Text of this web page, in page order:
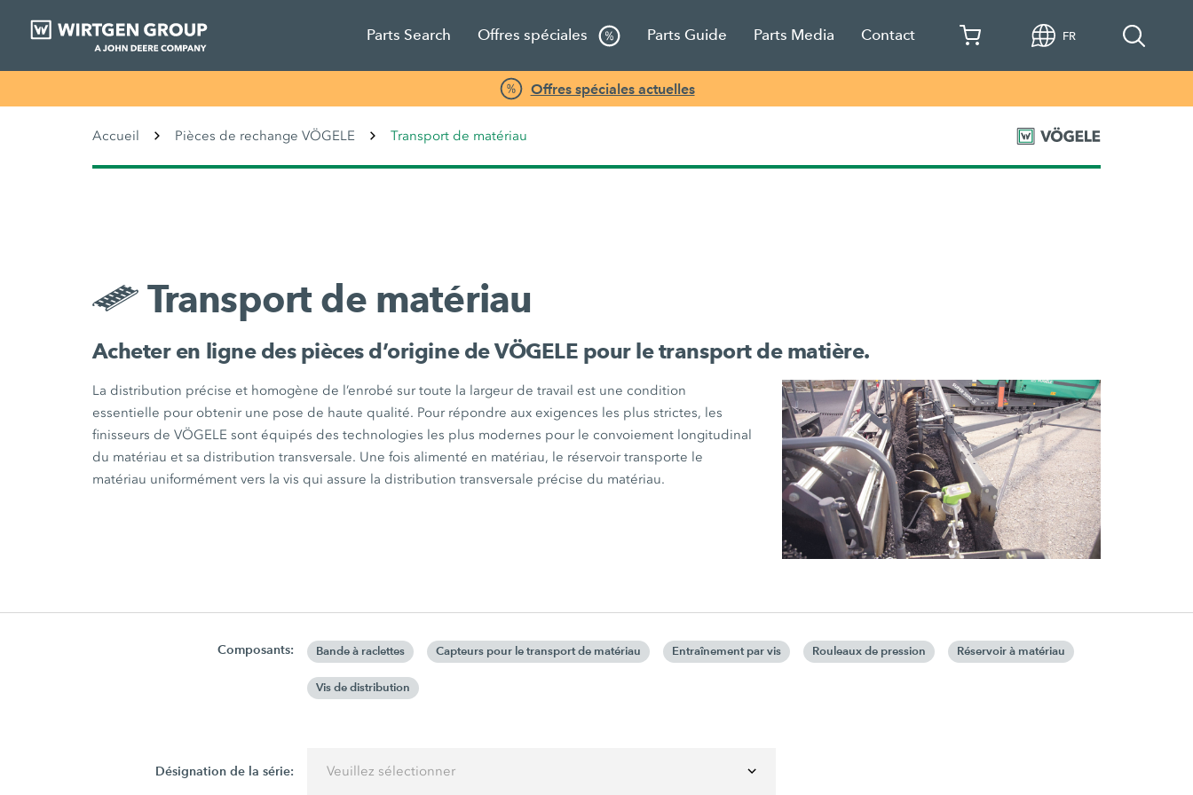
Parts Search Offres spéciales Parts Guide Parts Media Contact FR
Offres spéciales actuelles
Accueil Pièces de rechange VÖGELE Transport de matériau
Transport de matériau
Acheter en ligne des pièces d’origine de VÖGELE pour le transport de matière.
La distribution précise et homogène de l’enrobé sur toute la largeur de travail est une condition
essentielle pour obtenir une pose de haute qualité. Pour répondre aux exigences les plus strictes, les
finisseurs de VÖGELE sont équipés des technologies les plus modernes pour le convoiement longitudinal
du matériau et sa distribution transversale. Une fois alimenté en matériau, le réservoir transporte le
matériau uniformément vers la vis qui assure la distribution transversale précise du matériau.
Composants: Bande à raclettes Capteurs pour le transport de matériau Entraînement par vis Rouleaux de pression Réservoir à matériau
Vis de distribution
Désignation de la série: Veuillez sélectionner